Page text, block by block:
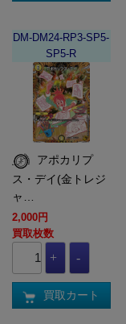
DM-DM24-RP3-SP5-
SP5-R
ス・デイ(金トレジ
ャ…
2,000円
買取枚数
買取カート